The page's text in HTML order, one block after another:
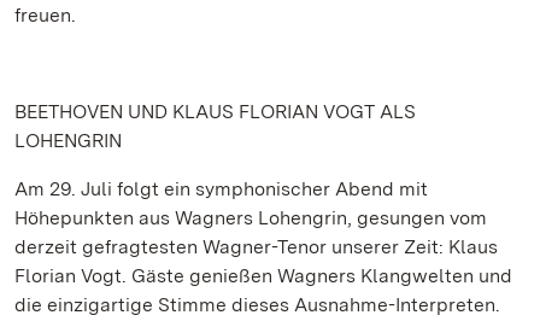
freuen.
BEETHOVEN UND KLAUS FLORIAN VOGT ALS
LOHENGRIN
Am 29. Juli folgt ein symphonischer Abend mit
Höhepunkten aus Wagners Lohengrin, gesungen vom
derzeit gefragtesten Wagner-Tenor unserer Zeit: Klaus
Florian Vogt. Gäste genießen Wagners Klangwelten und
die einzigartige Stimme dieses Ausnahme-Interpreten.